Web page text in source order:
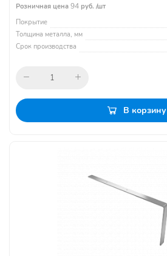
Розничная цена 94 руб. /шт
Покрытие
Толщина металла, мм
Срок производства
В корзину